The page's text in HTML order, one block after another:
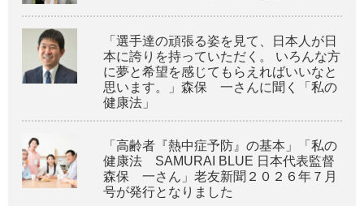
「選手達の頑張る姿を見て、日本人が日
本に誇りを持っていただく。 いろんな方
に夢と希望を感じてもらえればいいなと
思います。」森保 一さんに聞く「私の
健康法」
「高齢者『熱中症予防』の基本」「私の
健康法 SAMURAI BLUE 日本代表監督
森保 一さん」老友新聞２０２６年７月
号が発行となりました